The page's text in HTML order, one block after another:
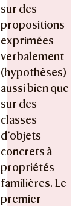
sur des
propositions
exprimées
verbalement
(hypothèses)
aussi bien que
sur des
classes
d’objets
concrets à
propriétés
familières. Le
premier